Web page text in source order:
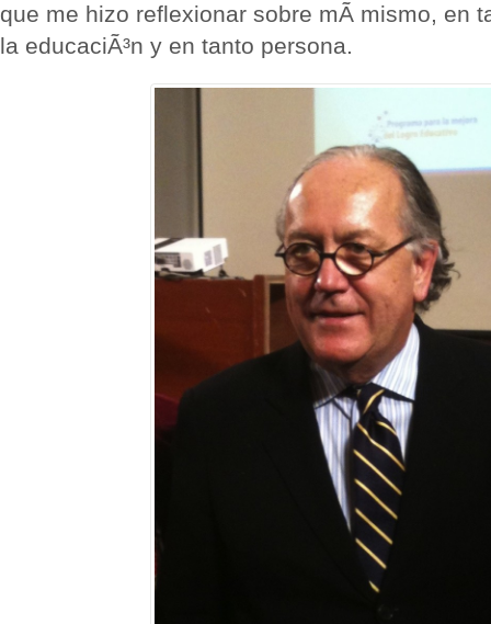
que me hizo reflexionar sobre mÃ­ mismo, en
la educaciÃ³n y en tanto persona.